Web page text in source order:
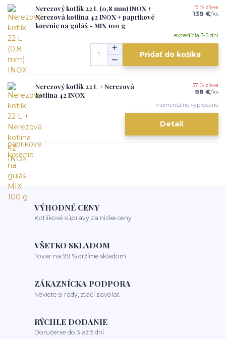
Nerezový kotlík 22 L (0,8 mm) INOX +
Nerezová kotlina 42 INOX + paprikové
korenie na guláš - MIX 100 g
18 % zľava
139 €/ks
expedícia 3-5 dní
Pridať do košíka
Nerezový kotlík 22 L + Nerezová
kotlina 42 INOX
37 % zľava
98 €/ks
momentálne vypredané
Detail
VÝHODNÉ CENY
Kotlíkové súpravy za nízke ceny
VŠETKO SKLADOM
Tovar na 99 % držíme skladom
ZÁKAZNÍCKA PODPORA
Neviete si rady, stačí zavolať
RÝCHLE DODANIE
Doručenie do 3 až 5 dní